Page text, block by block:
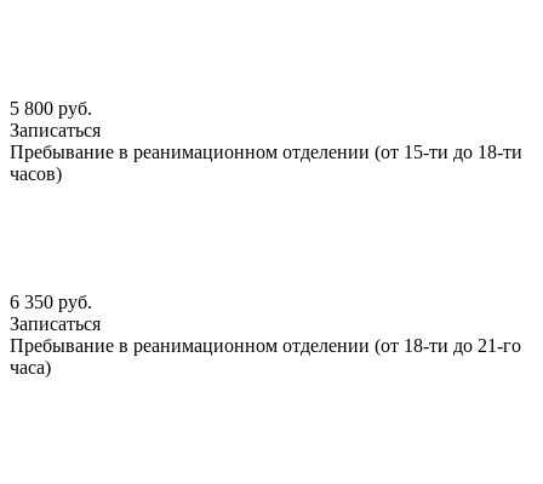
5 800 руб.
Записаться
Пребывание в реанимационном отделении (от 15-ти до 18-ти
часов)
6 350 руб.
Записаться
Пребывание в реанимационном отделении (от 18-ти до 21-го
часа)